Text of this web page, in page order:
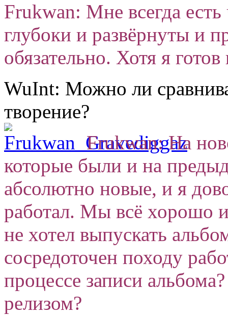
Frukwan: Мне всегда есть
глубоки и развёрнуты и
обязательно. Хотя я
WuInt: Можно ли
творение?
Frukwan: На
которые были и на
абсолютно новые, и я
работал. Мы всё хорошо
не хотел выпускать
сосредоточен походу
процессе записи
релизом?